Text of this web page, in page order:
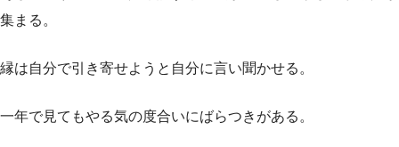
集まる。
縁は自分で引き寄せようと自分に言い聞かせる。
一年で見てもやる気の度合いにばらつきがある。